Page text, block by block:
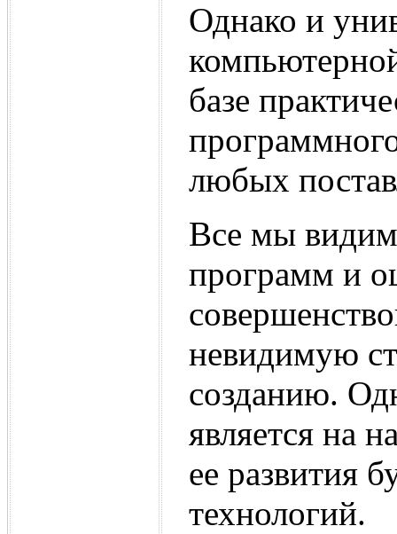
Однако и
базе
любых
Все мы
программ и
невидимую
созданию.
является на
ее развития
технологий.